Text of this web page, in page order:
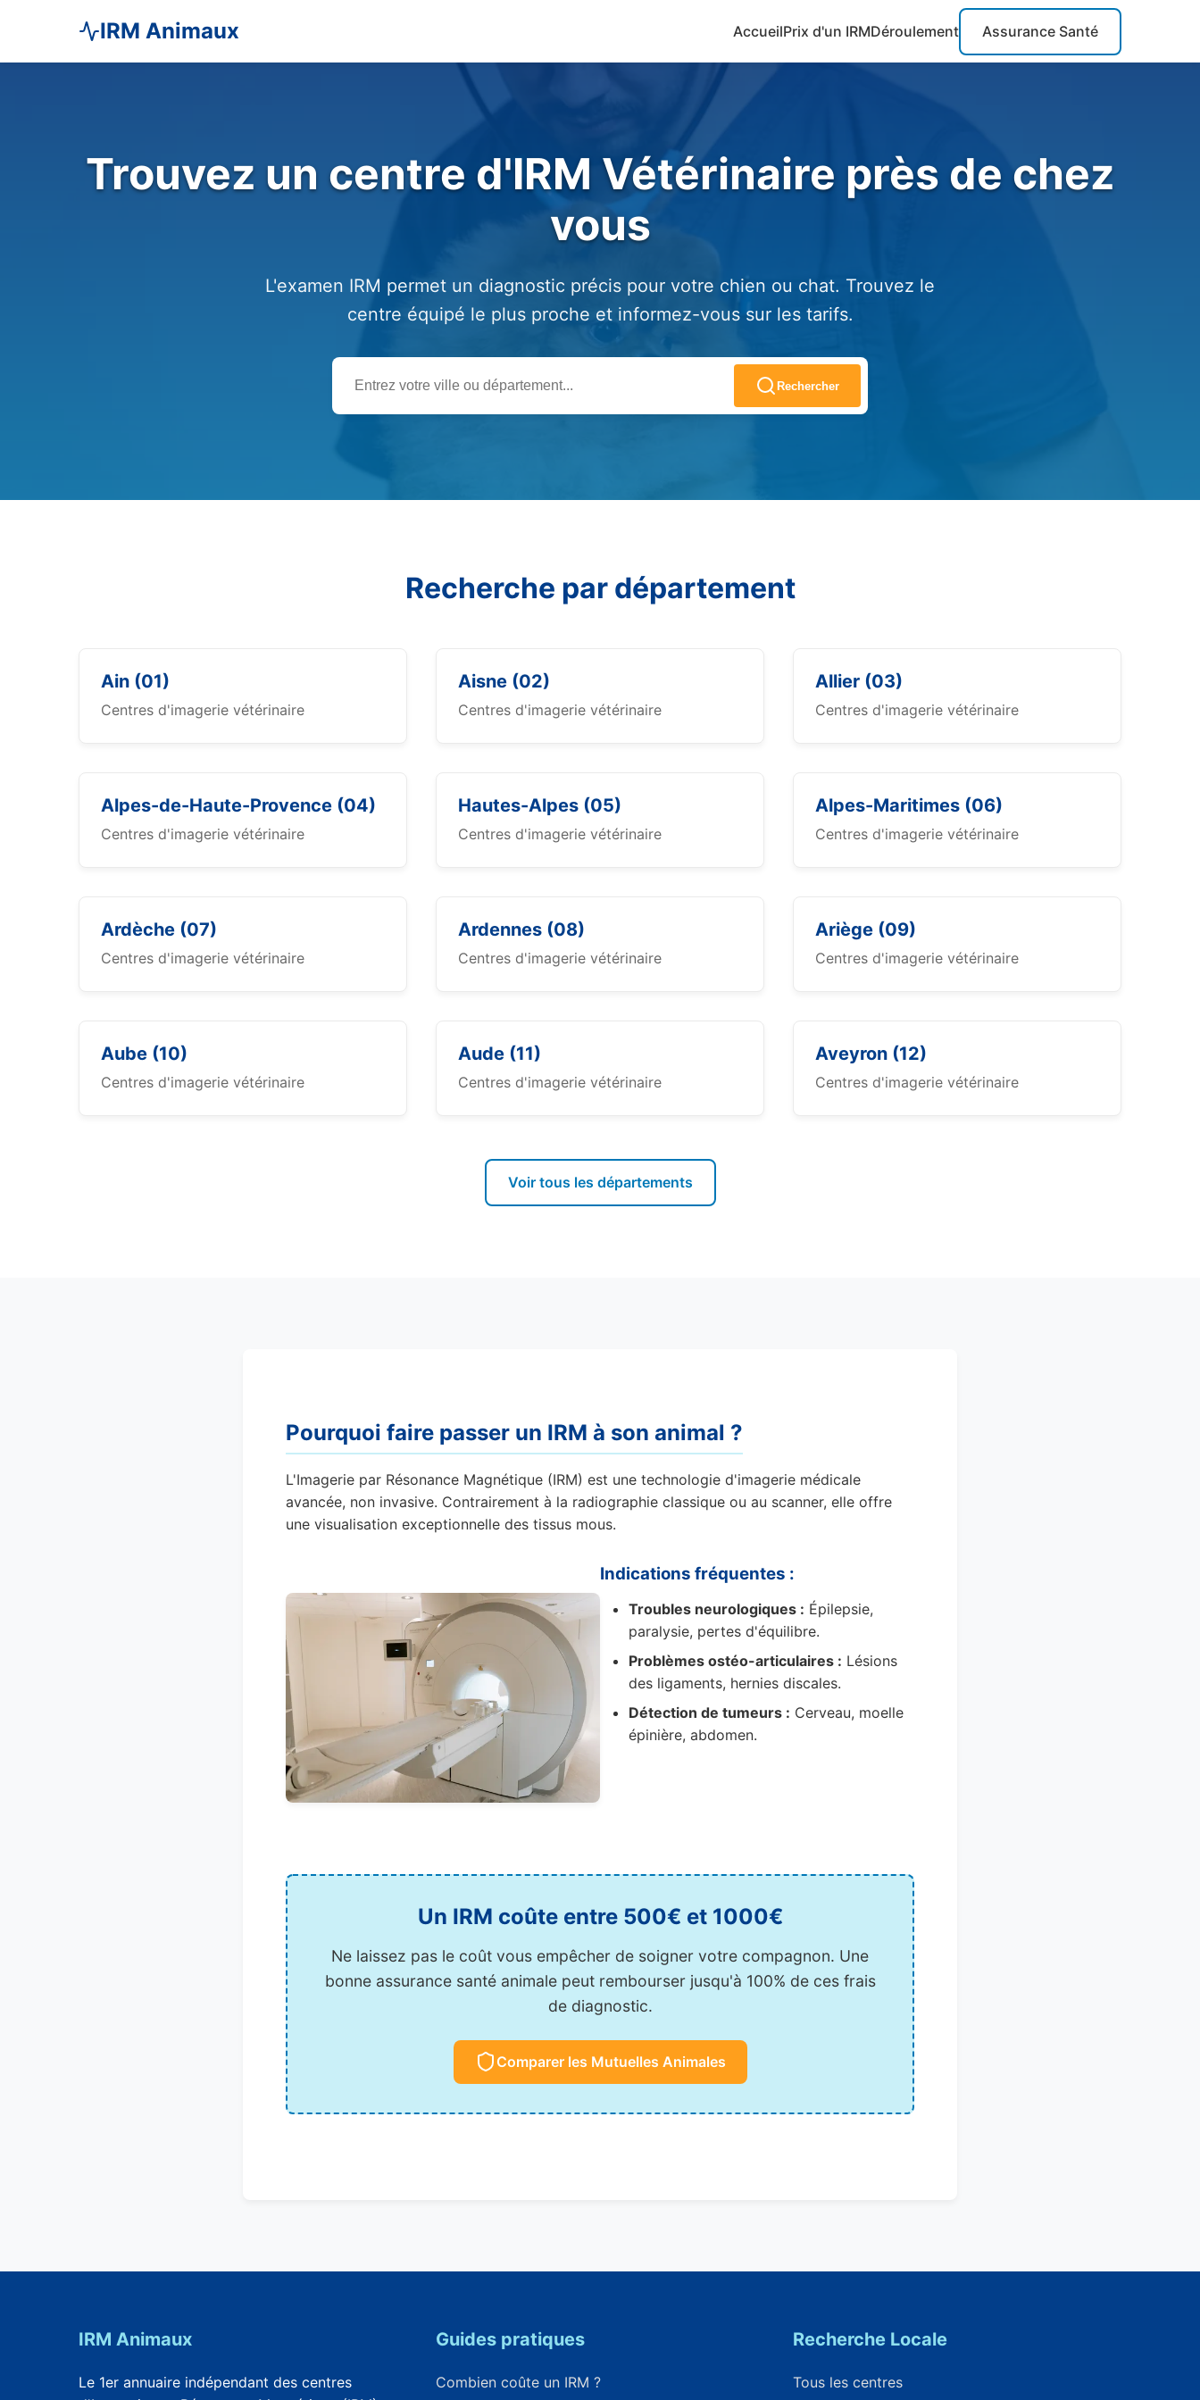
IRM Animaux AccueilPrix d'un IRMDéroulement Assurance Santé
Trouvez un centre d'IRM Vétérinaire près de chez
vous
L'examen IRM permet un diagnostic précis pour votre chien ou chat. Trouvez le
centre équipé le plus proche et informez-vous sur les tarifs.
Rechercher
Recherche par département
Ain (01)
Centres d'imagerie vétérinaire
Aisne (02)
Centres d'imagerie vétérinaire
Allier (03)
Centres d'imagerie vétérinaire
Alpes-de-Haute-Provence (04)
Centres d'imagerie vétérinaire
Hautes-Alpes (05)
Centres d'imagerie vétérinaire
Alpes-Maritimes (06)
Centres d'imagerie vétérinaire
Ardèche (07)
Centres d'imagerie vétérinaire
Ardennes (08)
Centres d'imagerie vétérinaire
Ariège (09)
Centres d'imagerie vétérinaire
Aube (10)
Centres d'imagerie vétérinaire
Aude (11)
Centres d'imagerie vétérinaire
Aveyron (12)
Centres d'imagerie vétérinaire
Voir tous les départements
Pourquoi faire passer un IRM à son animal ?
L'Imagerie par Résonance Magnétique (IRM) est une technologie d'imagerie médicale
avancée, non invasive. Contrairement à la radiographie classique ou au scanner, elle offre
une visualisation exceptionnelle des tissus mous.
Indications fréquentes :
Troubles neurologiques : Épilepsie,
paralysie, pertes d'équilibre.
Problèmes ostéo-articulaires : Lésions
des ligaments, hernies discales.
Détection de tumeurs : Cerveau, moelle
épinière, abdomen.
Un IRM coûte entre 500€ et 1000€
Ne laissez pas le coût vous empêcher de soigner votre compagnon. Une
bonne assurance santé animale peut rembourser jusqu'à 100% de ces frais
de diagnostic.
Comparer les Mutuelles Animales
IRM Animaux
Le 1er annuaire indépendant des centres
Guides pratiques
Combien coûte un IRM ?
Recherche Locale
Tous les centres